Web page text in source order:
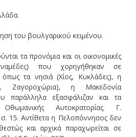
του βουλγαρικού κειμένου.
τα προνόμια και οι οικονομικές
που χορηγήθηκαν σε
όπως τα νησιά (Χίος, Κυκλάδες), η
Ζαγοροχώρια), η Μακεδονία
παράλληλα εξασφάλιζαν και τα
Αυτοκρατορίας. Γ.
15. Αντίθετα η Πελοπόννησος δεν
και αρχικά παραχωρείται σε